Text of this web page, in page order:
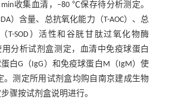
min收集血清，–80 ℃保存待分析测定。
）含量、总抗氧化能力（T-AOC）、总
T-SOD）活性和谷胱甘肽过氧化物酶
用分析试剂盒测定，血清中免疫球蛋白
白G（IgG）和免疫球蛋白M（IgM）使
。测定所用试剂盒均购自南京建成生物
骤按试剂盒说明进行。